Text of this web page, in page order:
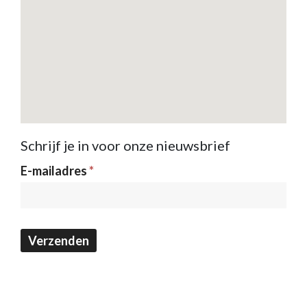
Schrijf je in voor onze nieuwsbrief
Nieuwsbrief
E-mailadres*
Verzenden